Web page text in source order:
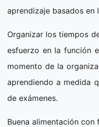
aprendizaje basados en
Organizar los tiempos
esfuerzo en la función
momento de la
aprendiendo a medida
de exámenes.
Buena alimentación con